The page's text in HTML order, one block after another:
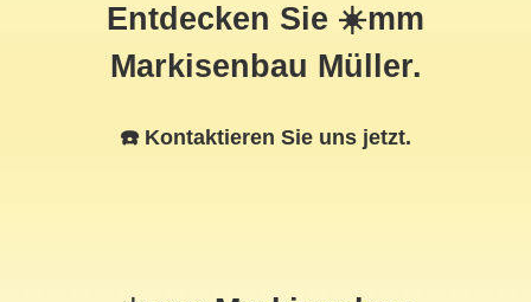
Entdecken Sie ☀️mm
Markisenbau Müller.
☎️ Kontaktieren Sie uns jetzt.